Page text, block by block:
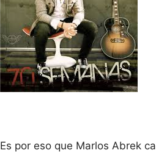
Es por eso que Marlos Abrek